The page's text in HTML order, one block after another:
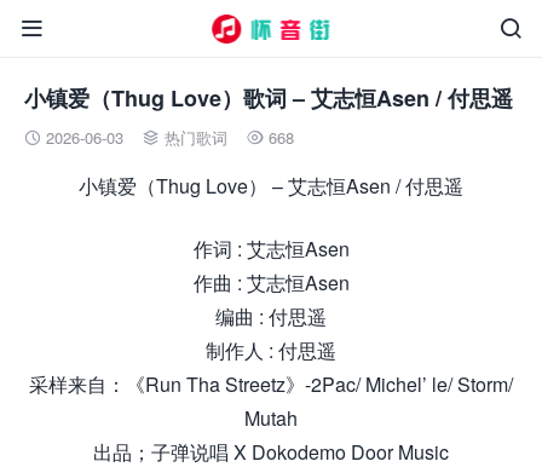


小镇爱（Thug Love）歌词 – 艾志恒Asen / 付思遥
 2026-06-03  热门歌词  668
小镇爱（Thug Love） – 艾志恒Asen / 付思遥
作词 : 艾志恒Asen
作曲 : 艾志恒Asen
编曲 : 付思遥
制作人 : 付思遥
采样来自：《Run Tha Streetz》-2Pac/ Michel’ le/ Storm/
Mutah
出品；子弹说唱 X Dokodemo Door Music